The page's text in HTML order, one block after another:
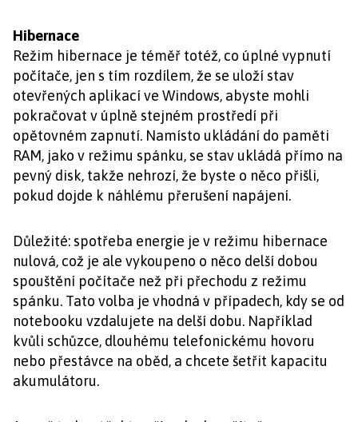
Hibernace
Režim hibernace je téměř totéž, co úplné vypnutí
počítače, jen s tím rozdílem, že se uloží stav
otevřených aplikací ve Windows, abyste mohli
pokračovat v úplně stejném prostředí při
opětovném zapnutí. Namísto ukládání do paměti
RAM, jako v režimu spánku, se stav ukládá přímo na
pevný disk, takže nehrozí, že byste o něco přišli,
pokud dojde k náhlému přerušení napájení.
Důležité: spotřeba energie je v režimu hibernace
nulová, což je ale vykoupeno o něco delší dobou
spouštění počítače než při přechodu z režimu
spánku. Tato volba je vhodná v případech, kdy se od
notebooku vzdalujete na delší dobu. Například
kvůli schůzce, dlouhému telefonickému hovoru
nebo přestávce na oběd, a chcete šetřit kapacitu
akumulátoru.